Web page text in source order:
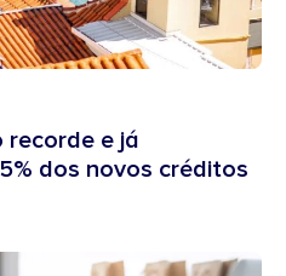
recorde e já
dos novos créditos